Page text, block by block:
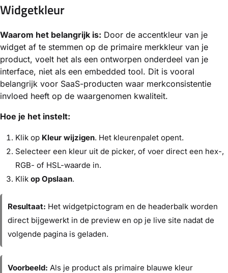
Widgetkleur
Waarom het belangrijk is: Door de accentkleur van je
widget af te stemmen op de primaire merkkleur van je
product, voelt het als een ontworpen onderdeel van je
interface, niet als een embedded tool. Dit is vooral
belangrijk voor SaaS-producten waar merkconsistentie
invloed heeft op de waargenomen kwaliteit.
Hoe je het instelt:
Klik op Kleur wijzigen. Het kleurenpalet opent.
Selecteer een kleur uit de picker, of voer direct een hex-,
RGB- of HSL-waarde in.
Klik op Opslaan.
Resultaat: Het widgetpictogram en de headerbalk worden
direct bijgewerkt in de preview en op je live site nadat de
volgende pagina is geladen.
Voorbeeld: Als je product als primaire blauwe kleur